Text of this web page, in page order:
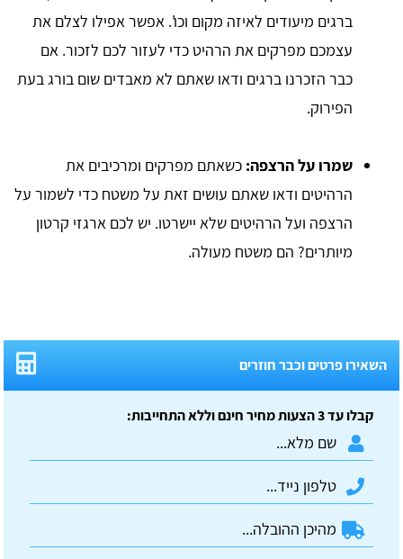
ברגים מיעודים לאיזה מקום וכו'. אפשר אפילו לצלם את
עצמכם מפרקים את הרהיט כדי לעזור לכם לזכור. אם
כבר הזכרנו ברגים ודאו שאתם לא מאבדים שום בורג בעת
הפירוק.
שמרו על הרצפה: כשאתם מפרקים ומרכיבים את
הרהיטים ודאו שאתם עושים זאת על משטח כדי לשמור על
הרצפה ועל הרהיטים שלא יישרטו. יש לכם ארגזי קרטון
מיותרים? הם משטח מעולה.
השאירו פרטים וכבר חוזרים
קבלו עד 3 הצעות מחיר חינם וללא התחייבות: